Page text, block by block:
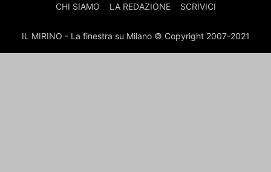
CHI SIAMO LA REDAZIONE SCRIVICI
IL MIRINO - La finestra su Milano © Copyright 2007-2021